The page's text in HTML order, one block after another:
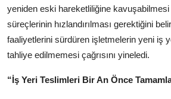
yeniden eski hareketliliğine
süreçlerinin hızlandırılması gerektiğini
faaliyetlerini sürdüren işletmelerin yeni iş
tahliye edilmemesi çağrısını yineledi.
“İş Yeri Teslimleri Bir An Önce